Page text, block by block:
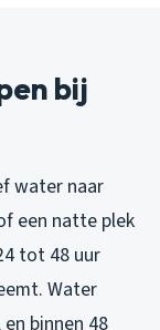
bij
water naar
een natte plek
tot 48 uur
Water
binnen 48